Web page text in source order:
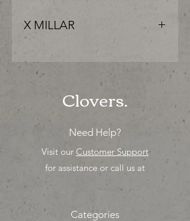
X MILLAR
comprar o para surtir, solo los
mejores precios para tu tienda o
Clovers.
Need Help?
Visit our Customer Support
for assistance or call us at
Categories